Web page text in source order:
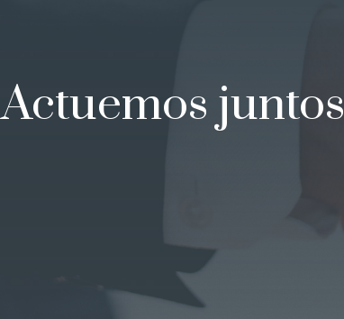
Actuemos juntos